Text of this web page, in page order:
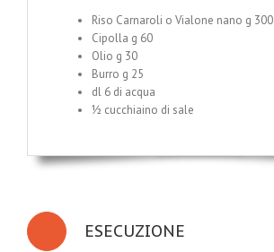
Riso Carnaroli o Vialone nano g 300
Cipolla g 60
Olio g 30
Burro g 25
dl 6 di acqua
½ cucchiaino di sale
ESECUZIONE